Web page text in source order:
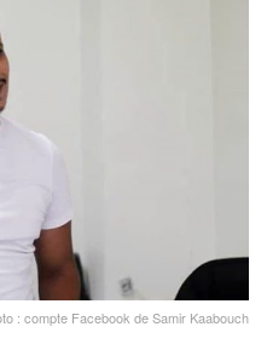
: compte Facebook de Samir Kaabouch